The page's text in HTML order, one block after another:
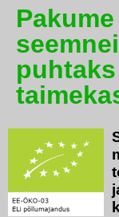
puhtaks